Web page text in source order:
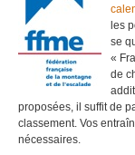
les
se
«
de
proposées, il suffit de
classement. Vos
nécessaires.